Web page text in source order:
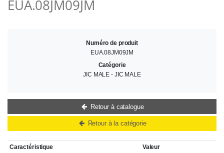
EUA.08JM09JM
Caractéristique
Valeur
Numéro de produit
EUA.08JM09JM
Catégorie
JIC MALE - JIC MALE
Retour à catalogue
Retour à la catégorie